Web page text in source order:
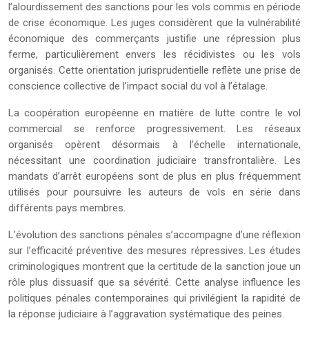
l’alourdissement des sanctions pour les vols commis en période
de crise économique. Les juges considèrent que la vulnérabilité
économique des commerçants justifie une répression plus
ferme, particulièrement envers les récidivistes ou les vols
organisés. Cette orientation jurisprudentielle reflète une prise de
conscience collective de l’impact social du vol à l’étalage.
La coopération européenne en matière de lutte contre le vol
commercial se renforce progressivement. Les réseaux
organisés opèrent désormais à l’échelle internationale,
nécessitant une coordination judiciaire transfrontalière. Les
mandats d’arrêt européens sont de plus en plus fréquemment
utilisés pour poursuivre les auteurs de vols en série dans
différents pays membres.
L’évolution des sanctions pénales s’accompagne d’une réflexion
sur l’efficacité préventive des mesures répressives. Les études
criminologiques montrent que la certitude de la sanction joue un
rôle plus dissuasif que sa sévérité. Cette analyse influence les
politiques pénales contemporaines qui privilégient la rapidité de
la réponse judiciaire à l’aggravation systématique des peines.